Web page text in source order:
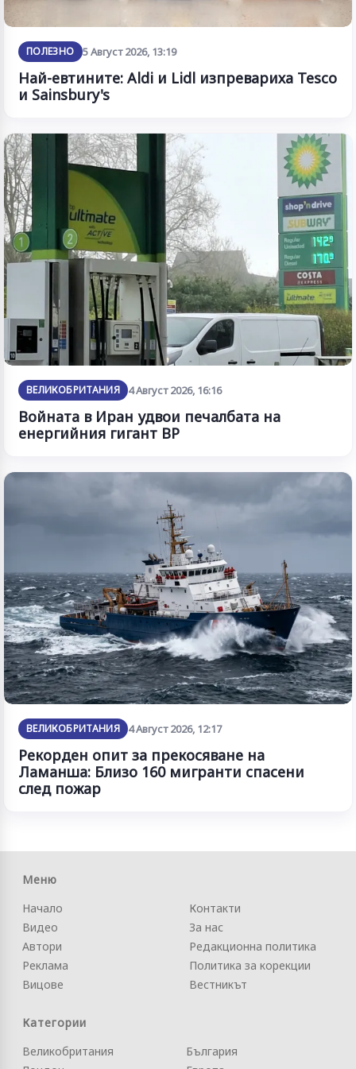
ПОЛЕЗНО 5 Август 2026, 13:19
Най-евтините: Aldi и Lidl изпревариха Tesco
и Sainsbury's
ВЕЛИКОБРИТАНИЯ 4 Август 2026, 16:16
Войната в Иран удвои печалбата на
енергийния гигант BP
ВЕЛИКОБРИТАНИЯ 4 Август 2026, 12:17
Рекорден опит за прекосяване на
Ламанша: Близо 160 мигранти спасени
след пожар
Меню
Начало
Видео
Автори
Реклама
Вицове
Контакти
За нас
Редакционна политика
Политика за корекции
Вестникът
Категории
Великобритания
България